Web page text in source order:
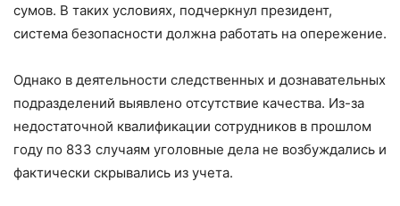
сумов. В таких условиях, подчеркнул президент,
система безопасности должна работать на опережение.
Однако в деятельности следственных и дознавательных
подразделений выявлено отсутствие качества. Из-за
недостаточной квалификации сотрудников в прошлом
году по 833 случаям уголовные дела не возбуждались и
фактически скрывались из учета.